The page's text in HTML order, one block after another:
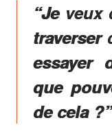
“Je
traverser
essayer
que
de cela ?”